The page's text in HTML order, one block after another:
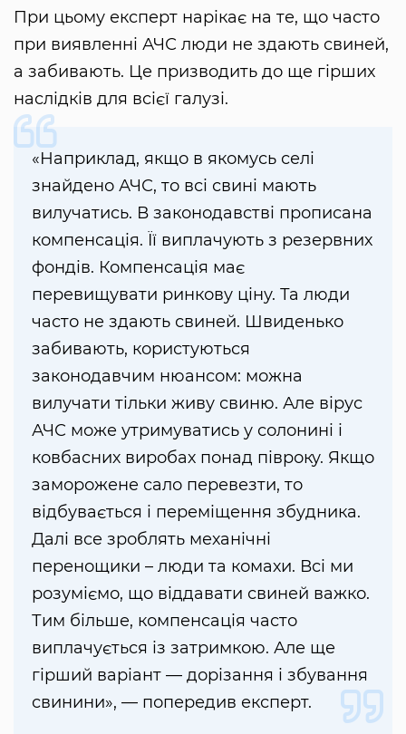
При цьому експерт нарікає на те, що часто
при виявленні АЧС люди не здають свиней,
а забивають. Це призводить до ще гірших
наслідків для всієї галузі.
«Наприклад, якщо в якомусь селі
знайдено АЧС, то всі свині мають
вилучатись. В законодавстві прописана
компенсація. Її виплачують з резервних
фондів. Компенсація має
перевищувати ринкову ціну. Та люди
часто не здають свиней. Швиденько
забивають, користуються
законодавчим нюансом: можна
вилучати тільки живу свиню. Але вірус
АЧС може утримуватись у солонині і
ковбасних виробах понад півроку. Якщо
заморожене сало перевезти, то
відбувається і переміщення збудника.
Далі все зроблять механічні
перенощики – люди та комахи. Всі ми
розуміємо, що віддавати свиней важко.
Тим більше, компенсація часто
виплачується із затримкою. Але ще
гірший варіант — дорізання і збування
свинини», — попередив експерт.